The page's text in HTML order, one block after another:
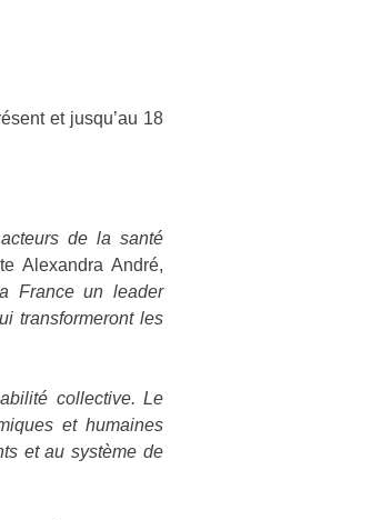
et jusqu’au 18
de la santé
Alexandra André,
France un leader
transformeront les
collective. Le
et humaines
et au système de